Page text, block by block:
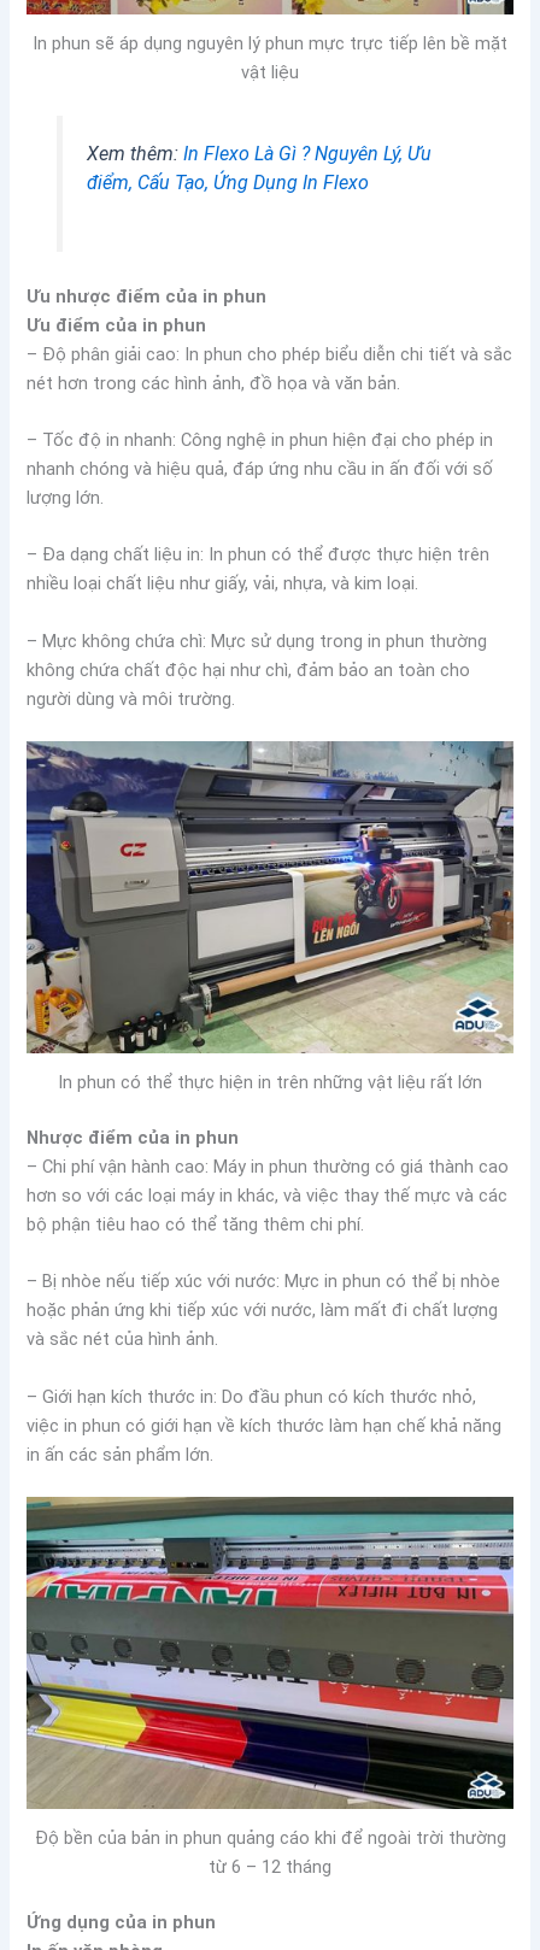
In phun sẽ áp dụng nguyên lý phun mực trực tiếp lên bề mặt
vật liệu
Xem thêm: In Flexo Là Gì ? Nguyên Lý, Ưu
điểm, Cấu Tạo, Ứng Dụng In Flexo
Ưu nhược điểm của in phun
Ưu điểm của in phun
– Độ phân giải cao: In phun cho phép biểu diễn chi tiết và sắc
nét hơn trong các hình ảnh, đồ họa và văn bản.
– Tốc độ in nhanh: Công nghệ in phun hiện đại cho phép in
nhanh chóng và hiệu quả, đáp ứng nhu cầu in ấn đối với số
lượng lớn.
– Đa dạng chất liệu in: In phun có thể được thực hiện trên
nhiều loại chất liệu như giấy, vải, nhựa, và kim loại.
– Mực không chứa chì: Mực sử dụng trong in phun thường
không chứa chất độc hại như chì, đảm bảo an toàn cho
người dùng và môi trường.
In phun có thể thực hiện in trên những vật liệu rất lớn
Nhược điểm của in phun
– Chi phí vận hành cao: Máy in phun thường có giá thành cao
hơn so với các loại máy in khác, và việc thay thế mực và các
bộ phận tiêu hao có thể tăng thêm chi phí.
– Bị nhòe nếu tiếp xúc với nước: Mực in phun có thể bị nhòe
hoặc phản ứng khi tiếp xúc với nước, làm mất đi chất lượng
và sắc nét của hình ảnh.
– Giới hạn kích thước in: Do đầu phun có kích thước nhỏ,
việc in phun có giới hạn về kích thước làm hạn chế khả năng
in ấn các sản phẩm lớn.
Độ bền của bản in phun quảng cáo khi để ngoài trời thường
từ 6 – 12 tháng
Ứng dụng của in phun